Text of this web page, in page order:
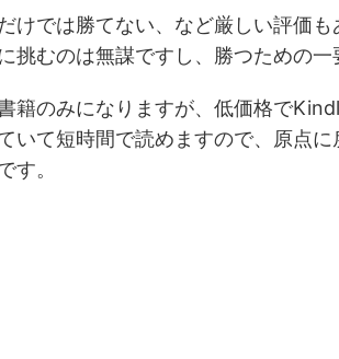
けでは勝てない、など厳しい評価
挑むのは無謀ですし、勝つための一
籍のみになりますが、低価格で
いて短時間で読めますので、原点
す。